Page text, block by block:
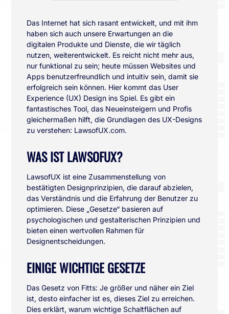
Das Internet hat sich rasant entwickelt, und mit ihm
haben sich auch unsere Erwartungen an die
digitalen Produkte und Dienste, die wir täglich
nutzen, weiterentwickelt. Es reicht nicht mehr aus,
nur funktional zu sein; heute müssen Websites und
Apps benutzerfreundlich und intuitiv sein, damit sie
erfolgreich sein können. Hier kommt das User
Experience (UX) Design ins Spiel. Es gibt ein
fantastisches Tool, das Neueinsteigern und Profis
gleichermaßen hilft, die Grundlagen des UX-Designs
zu verstehen: LawsofUX.com.
WAS IST LAWSOFUX?
LawsofUX ist eine Zusammenstellung von
bestätigten Designprinzipien, die darauf abzielen,
das Verständnis und die Erfahrung der Benutzer zu
optimieren. Diese „Gesetze“ basieren auf
psychologischen und gestalterischen Prinzipien und
bieten einen wertvollen Rahmen für
Designentscheidungen.
EINIGE WICHTIGE GESETZE
Das Gesetz von Fitts: Je größer und näher ein Ziel
ist, desto einfacher ist es, dieses Ziel zu erreichen.
Dies erklärt, warum wichtige Schaltflächen auf